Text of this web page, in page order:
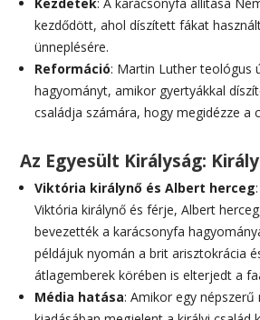
kezdődött, ahol díszített fákat
ünneplésére.
Reformáció: Martin Luther teológus
hagyományt, amikor gyertyákkal
családja számára, hogy megidézze a
Az Egyesült Királyság:
Viktória királynő és Albert herceg
Viktória királynő és férje, Albert
bevezették a karácsonyfa
példájuk nyomán a brit arisztokrácia
átlagemberek körében is elterjedt a
Média hatása: Amikor egy